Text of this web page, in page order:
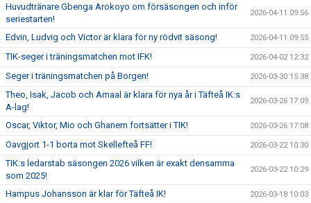
Huvudtränare Gbenga Arokoyo om försäsongen och inför
seriestarten!
2026-04-11 09:56
Edvin, Ludvig och Victor är klara för ny rödvit säsong! 2026-04-11 09:55
TIK-seger i träningsmatchen mot IFK! 2026-04-02 12:32
Seger i träningsmatchen på Borgen! 2026-03-30 15:38
Theo, Isak, Jacob och Amaal är klara för nya år i Täfteå IK:s
A-lag!
2026-03-26 17:09
Oscar, Viktor, Mio och Ghanem fortsätter i TIK! 2026-03-26 17:08
Oavgjort 1-1 borta mot Skellefteå FF! 2026-03-22 10:30
TIK:s ledarstab säsongen 2026 vilken är exakt densamma
som 2025!
2026-03-22 10:29
Hampus Johansson är klar för Täfteå IK! 2026-03-18 10:03